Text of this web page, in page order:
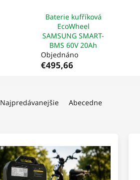
Baterie kufříková
EcoWheel
SAMSUNG SMART-
BMS 60V 20Ah
Objednáno
€495,66
Najpredávanejšie Abecedne